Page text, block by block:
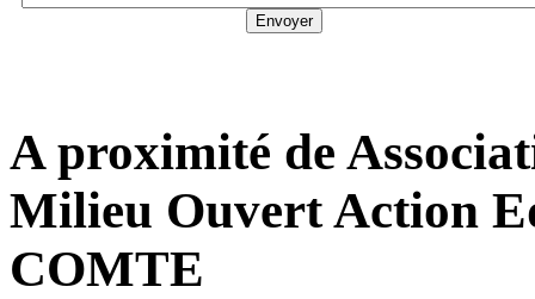
A proximité de
Milieu Ouvert Action
COMTE